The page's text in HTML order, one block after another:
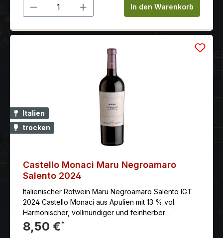
Produkt Anzahl: Gib denIn den Warenkorb
Italien
trocken
Castello Monaci Maru Negroamaro
Salento 2024
Italienischer Rotwein Maru Negroamaro Salento IGT
2024 Castello Monaci aus Apulien mit 13 % vol.
Harmonischer, vollmundiger und feinherber
Negroamaro mit angenehmer, runder Geschmack und
ausgezeichneter Struktur.
8,50 €*